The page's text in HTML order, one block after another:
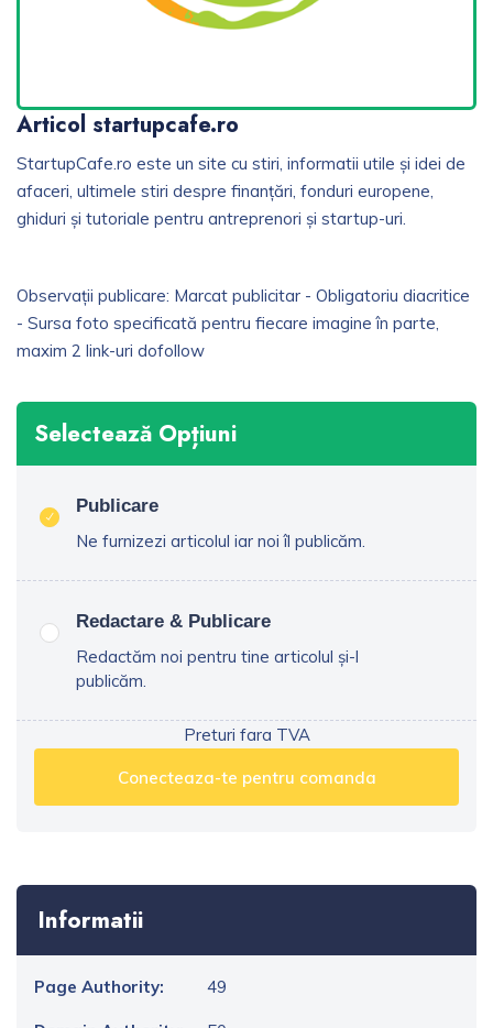
Articol startupcafe.ro
StartupCafe.ro este un site cu stiri, informatii utile și idei de
afaceri, ultimele stiri despre finanțări, fonduri europene,
ghiduri și tutoriale pentru antreprenori și startup-uri.
Observații publicare: Marcat publicitar - Obligatoriu diacritice
- Sursa foto specificată pentru fiecare imagine în parte,
maxim 2 link-uri dofollow
Selectează Opțiuni
Publicare
Ne furnizezi articolul iar noi îl publicăm.
Redactare & Publicare
Redactăm noi pentru tine articolul și-l
publicăm.
Preturi fara TVA
Conecteaza-te pentru comanda
Informatii
Page Authority: 49